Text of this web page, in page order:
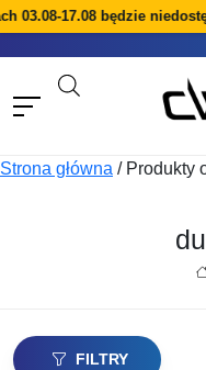
03.08-17.08 będzie
Strona główna /Produkty
FILTRY